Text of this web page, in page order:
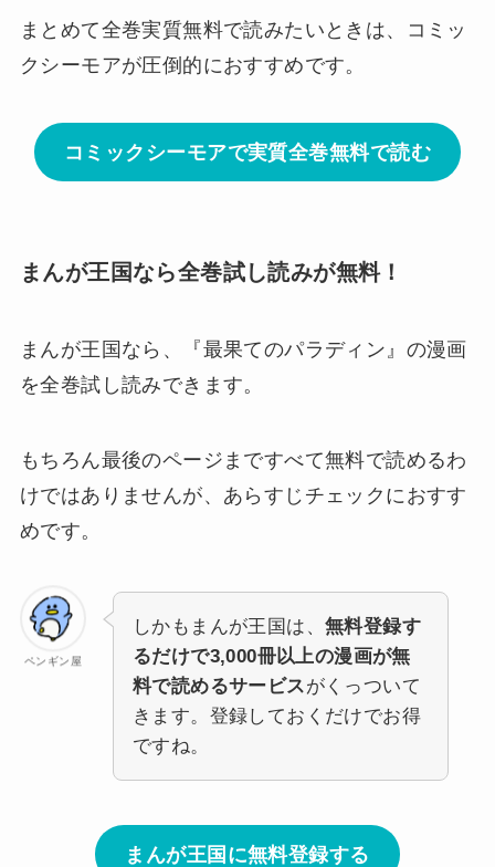
まとめて全巻実質無料で読みたいときは、コミッ
クシーモアが圧倒的におすすめです。
コミックシーモアで実質全巻無料で読む
まんが王国なら全巻試し読みが無料！
まんが王国なら、
『最果てのパラディン』の漫画
を全巻試し読みできます。
もちろん最後のページまですべて無料で読めるわ
けではありませんが、あらすじチェックにおすす
めです。
ペンギン屋
しかもまんが王国は、 無料登録す
るだけで3,000冊以上の漫画が無
料で読めるサービスがくっついて
きます。登録しておくだけでお得
ですね。
まんが王国に無料登録する